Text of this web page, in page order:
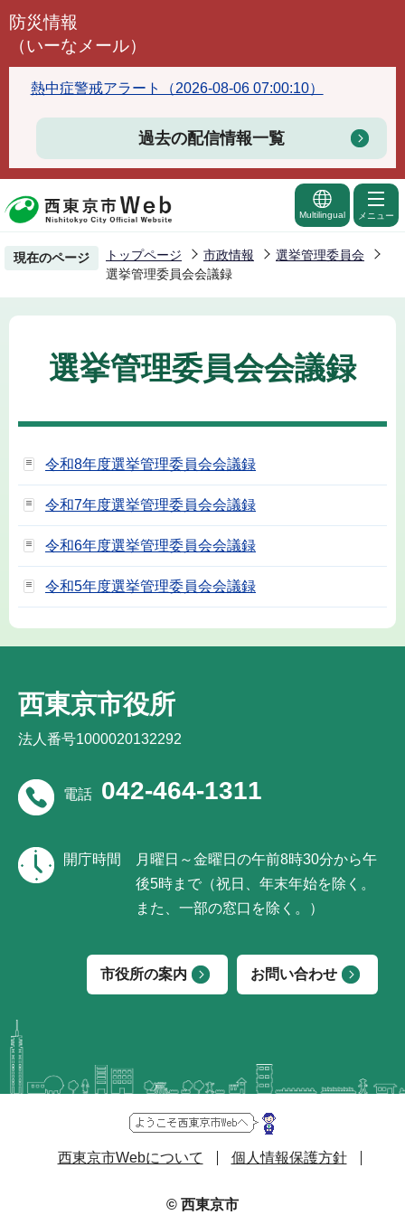
こ
頭
で
防災情報
（いーなメール）
熱中症警戒アラート（2026-08-06 07:00:10）
過去の配信情報一覧
Multilingual メニュー
現在のページ トップページ 市政情報
選挙管理委員会
選挙管理委員会会議録
選挙管理委員会会議録
令和8年度選挙管理委員会会議録
令和7年度選挙管理委員会会議録
令和6年度選挙管理委員会会議録
令和5年度選挙管理委員会会議録
西東京市役所
法人番号1000020132292
電話 042-464-1311
開庁時間
月曜日～金曜日の午前8時30分から午
後5時まで（祝日、年末年始を除く。
また、一部の窓口を除く。）
市役所の案内 お問い合わせ
西東京市Webについて 個人情報保護方針
© 西東京市